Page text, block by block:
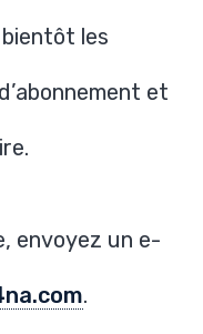
les
et
envoyez un e-
.